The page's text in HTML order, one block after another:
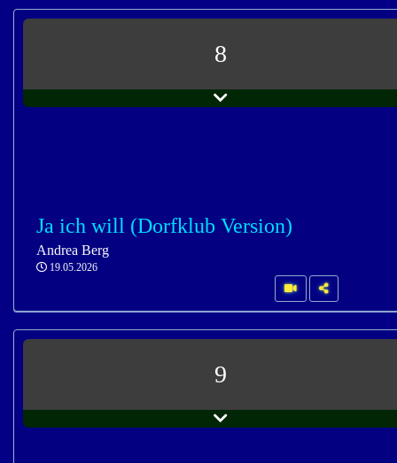
8
Ja ich will (Dorfklub Version)
Andrea Berg
19.05.2026
9